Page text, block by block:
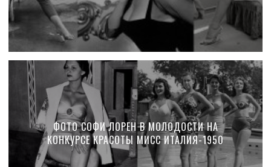
ФОТО СОФИ ЛОРЕН В МОЛОДОСТИ НА
КОНКУРСЕ КРАСОТЫ МИСС ИТАЛИЯ-1950